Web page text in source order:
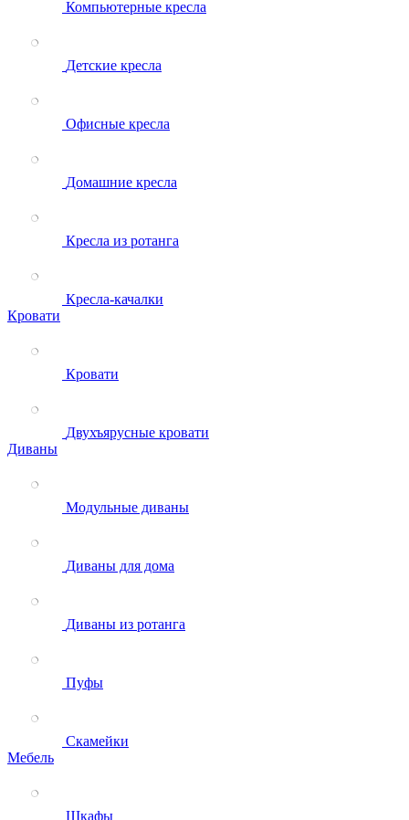
Компьютерные кресла
Детские кресла
Офисные кресла
Домашние кресла
Кресла из ротанга
Кресла-качалки
Кровати
Кровати
Двухъярусные кровати
Диваны
Модульные диваны
Диваны для дома
Диваны из ротанга
Пуфы
Скамейки
Мебель
Шкафы